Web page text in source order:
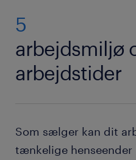
5
arbejdsmiljø
arbejdstider
Som sælger kan dit
tænkelige henseender